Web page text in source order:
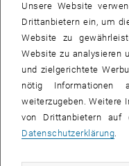
Pulver dauerhaft
den beiden Reaktoren
Wirbelschichtverfahren,
hat: Wenn man feste
(etwa Luft oder Erdgas)
Mischung ähnlich wie
„Fluidisierung“. „Man
Lottoziehung – dort
Luftstrom
Unsere Website
Drittanbietern ein, um
Website zu
Website zu analysieren
und zielgerichtete
nötig Informationen
weiterzugeben. Weitere
von Drittanbietern
Datenschutzerklärung.